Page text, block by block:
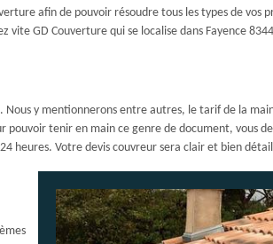
afin de pouvoir résoudre tous les types de vos
GD Couverture qui se localise dans Fayence
y mentionnerons entre autres, le tarif de la
tenir en main ce genre de document, vous
heures. Votre devis couvreur sera clair et bien